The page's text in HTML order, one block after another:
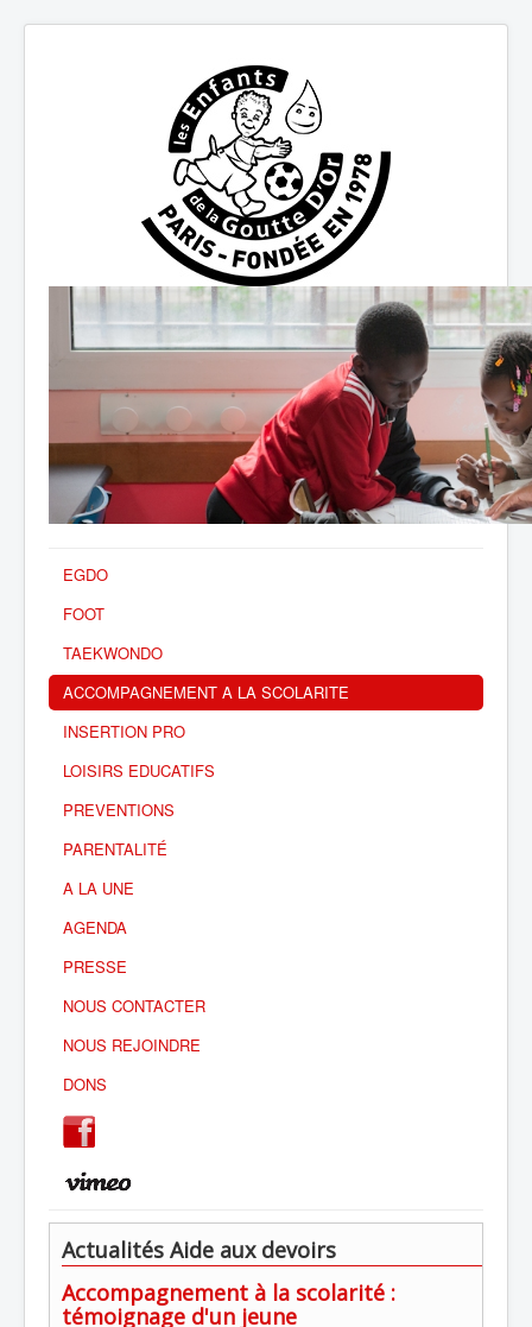
EGDO
FOOT
TAEKWONDO
ACCOMPAGNEMENT A LA SCOLARITE
INSERTION PRO
LOISIRS EDUCATIFS
PREVENTIONS
PARENTALITÉ
A LA UNE
AGENDA
PRESSE
NOUS CONTACTER
NOUS REJOINDRE
DONS
Actualités Aide aux devoirs
Accompagnement à la scolarité :
témoignage d'un jeune